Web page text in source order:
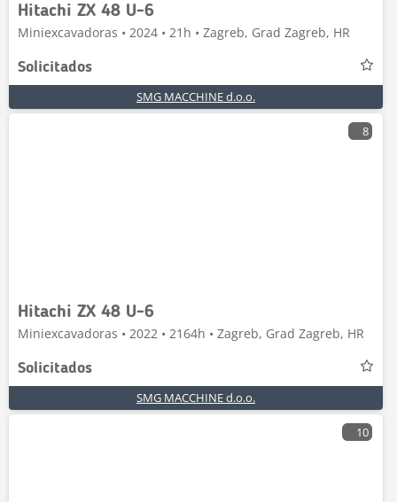
Hitachi ZX 48 U-6
Miniexcavadoras • 2024 • 21h • Zagreb, Grad Zagreb, HR
Solicitados
SMG MACCHINE d.o.o.
8
Hitachi ZX 48 U-6
Miniexcavadoras • 2022 • 2164h • Zagreb, Grad Zagreb, HR
Solicitados
SMG MACCHINE d.o.o.
10